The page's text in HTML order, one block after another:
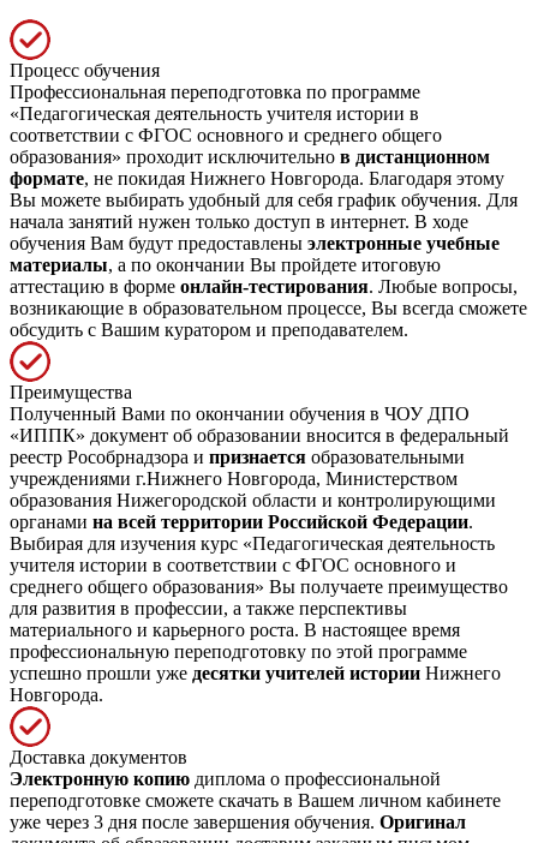
Процесс обучения
Профессиональная переподготовка по программе
«Педагогическая деятельность учителя истории в
соответствии с ФГОС основного и среднего общего
образования» проходит исключительно в дистанционном
формате, не покидая Нижнего Новгорода. Благодаря этому
Вы можете выбирать удобный для себя график обучения. Для
начала занятий нужен только доступ в интернет. В ходе
обучения Вам будут предоставлены электронные учебные
материалы, а по окончании Вы пройдете итоговую
аттестацию в форме онлайн-тестирования. Любые вопросы,
возникающие в образовательном процессе, Вы всегда сможете
обсудить с Вашим куратором и преподавателем.
Преимущества
Полученный Вами по окончании обучения в ЧОУ ДПО
«ИППК» документ об образовании вносится в федеральный
реестр Рособрнадзора и признается образовательными
учреждениями г.Нижнего Новгорода, Министерством
образования Нижегородской области и контролирующими
органами на всей территории Российской Федерации.
Выбирая для изучения курс «Педагогическая деятельность
учителя истории в соответствии с ФГОС основного и
среднего общего образования» Вы получаете преимущество
для развития в профессии, а также перспективы
материального и карьерного роста. В настоящее время
профессиональную переподготовку по этой программе
успешно прошли уже десятки учителей истории Нижнего
Новгорода.
Доставка документов
Электронную копию диплома о профессиональной
переподготовке сможете скачать в Вашем личном кабинете
уже через 3 дня после завершения обучения. Оригинал